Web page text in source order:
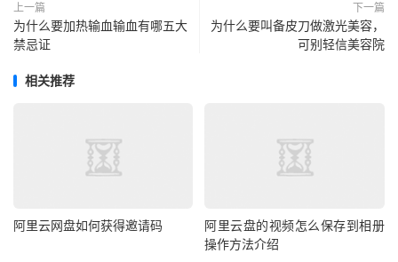
上一篇
为什么要加热输血输血有哪五大
禁忌证
下一篇
为什么要叫备皮刀做激光美容，
可别轻信美容院
相关推荐
阿里云网盘如何获得邀请码
阿里云盘的视频怎么保存到相册
操作方法介绍